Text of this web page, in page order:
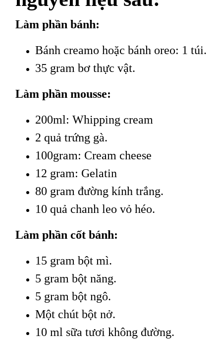
Làm phần bánh:
Bánh creamo hoặc bánh oreo: 1 túi.
35 gram bơ thực vật.
Làm phần mousse:
200ml: Whipping cream
2 quả trứng gà.
100gram: Cream cheese
12 gram: Gelatin
80 gram đường kính trắng.
10 quả chanh leo vỏ héo.
Làm phần cốt bánh:
15 gram bột mì.
5 gram bột năng.
5 gram bột ngô.
Một chút bột nở.
10 ml sữa tươi không đường.